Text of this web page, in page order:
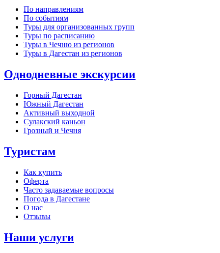
По направлениям
По событиям
Туры для организованных групп
Туры по расписанию
Туры в Чечню из регионов
Туры в Дагестан из регионов
Однодневные экскурсии
Горный Дагестан
Южный Дагестан
Активный выходной
Сулакский каньон
Грозный и Чечня
Туристам
Как купить
Оферта
Часто задаваемые вопросы
Погода в Дагестане
О нас
Отзывы
Наши услуги